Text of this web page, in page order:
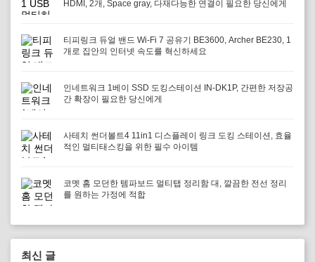
HDMI, 2개, Space gray, 다재다능한 연결이 필요한 당신에게
티피링크 듀얼 밴드 Wi-Fi 7 공유기 BE3600, Archer BE230, 1
개로 집안의 인터넷 속도를 혁신하세요
인네트워크 1베이 SSD 도킹스테이션 IN-DK1P, 간편한 저장공
간 확장이 필요한 당신에게
사테치 썬더볼트4 11in1 디스플레이 링크 도킹 스테이션, 효율
적인 멀티태스킹을 위한 필수 아이템
코멧 홈 모던한 템파보드 멀티탭 정리함 대, 깔끔한 전선 정리
를 원하는 가정에 적합
최신 글